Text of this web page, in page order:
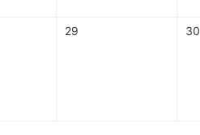
29 30